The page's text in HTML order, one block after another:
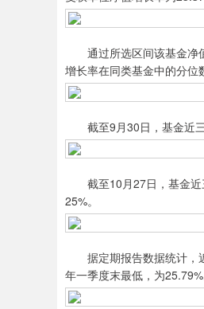
通过所选区间该基金净值
增长率在同类基金中的分位
截至9月30日，基金近三
截至10月27日，基金近
25%。
据定期报告数据统计，
年一季度末最低，为25.79%